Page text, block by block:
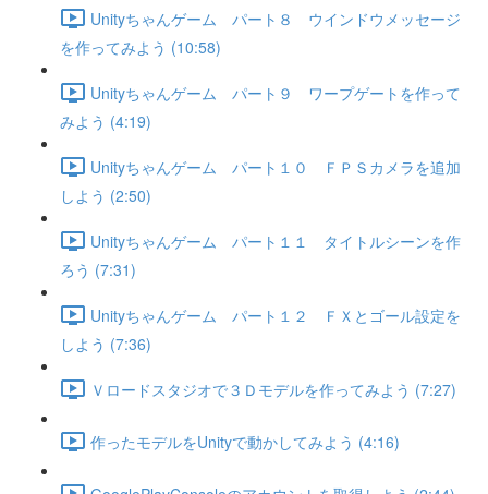
Unityちゃんゲーム パート８ ウインドウメッセージ
を作ってみよう (10:58)
Unityちゃんゲーム パート９ ワープゲートを作って
みよう (4:19)
Unityちゃんゲーム パート１０ ＦＰＳカメラを追加
しよう (2:50)
Unityちゃんゲーム パート１１ タイトルシーンを作
ろう (7:31)
Unityちゃんゲーム パート１２ ＦＸとゴール設定を
しよう (7:36)
Ｖロードスタジオで３Ｄモデルを作ってみよう (7:27)
作ったモデルをUnityで動かしてみよう (4:16)